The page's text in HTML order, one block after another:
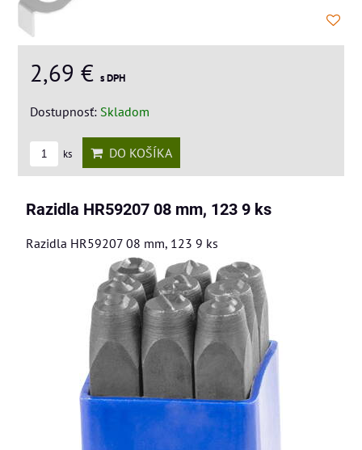
2,69 € s DPH
Dostupnosť: Skladom
ks DO KOŠÍKA
Razidla HR59207 08 mm, 123 9 ks
Razidla HR59207 08 mm, 123 9 ks